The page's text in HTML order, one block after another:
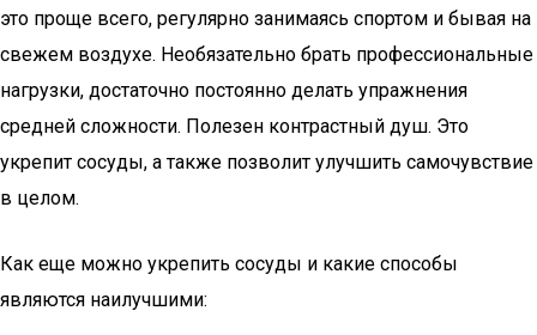
это проще всего, регулярно занимаясь спортом и бывая на
свежем воздухе. Необязательно брать профессиональные
нагрузки, достаточно постоянно делать упражнения
средней сложности. Полезен контрастный душ. Это
укрепит сосуды, а также позволит улучшить самочувствие
в целом.
Как еще можно укрепить сосуды и какие способы
являются наилучшими: